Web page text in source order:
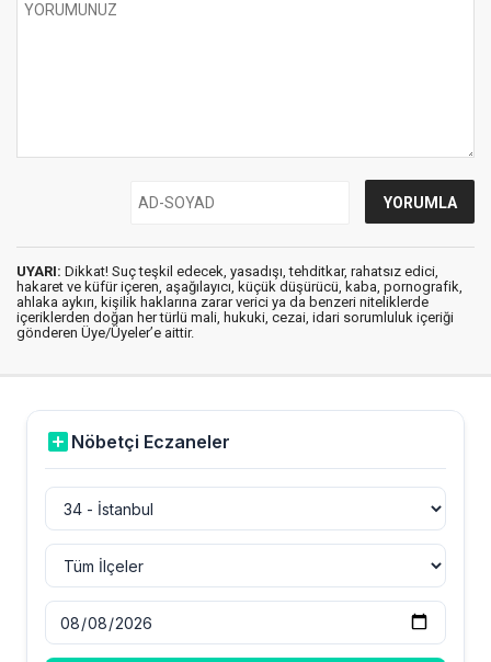
UYARI: Dikkat! Suç teşkil edecek, yasadışı, tehditkar, rahatsız edici,
hakaret ve küfür içeren, aşağılayıcı, küçük düşürücü, kaba, pornografik,
ahlaka aykırı, kişilik haklarına zarar verici ya da benzeri niteliklerde
içeriklerden doğan her türlü mali, hukuki, cezai, idari sorumluluk içeriği
gönderen Üye/Üyeler’e aittir.